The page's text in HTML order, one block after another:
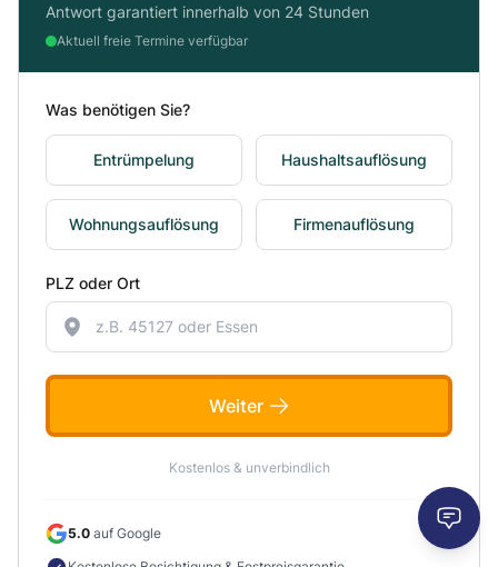
Antwort garantiert innerhalb von 24 Stunden
Aktuell freie Termine verfügbar
Was benötigen Sie?
Entrümpelung Haushaltsauflösung
Wohnungsauflösung Firmenauflösung
PLZ oder Ort
Weiter
Kostenlos & unverbindlich
5.0 auf Google